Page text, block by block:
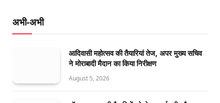
अभी-अभी
आदिवासी महोत्सव की तैयारियां तेज, अपर मुख्य सचिव
ने मोराबादी मैदान का किया निरीक्षण
August 5, 2026